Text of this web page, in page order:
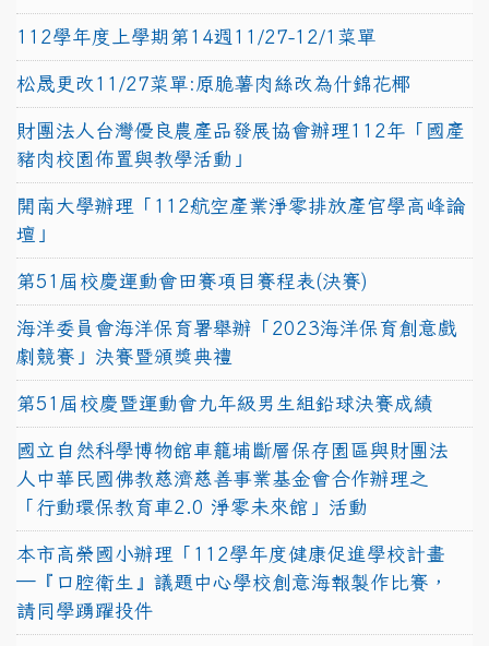
112學年度上學期第14週11/27-12/1菜單
松晟更改11/27菜單:原脆薯肉絲改為什錦花椰
財團法人台灣優良農產品發展協會辦理112年「國產
豬肉校園佈置與教學活動」
開南大學辦理「112航空產業淨零排放產官學高峰論
壇」
第51屆校慶運動會田賽項目賽程表(決賽)
海洋委員會海洋保育署舉辦「2023海洋保育創意戲
劇競賽」決賽暨頒獎典禮
第51屆校慶暨運動會九年級男生組鉛球決賽成績
國立自然科學博物館車籠埔斷層保存園區與財團法
人中華民國佛教慈濟慈善事業基金會合作辦理之
「行動環保教育車2.0 淨零未來館」活動
本市高榮國小辦理「112學年度健康促進學校計畫
─『口腔衛生』議題中心學校創意海報製作比賽，
請同學踴躍投件